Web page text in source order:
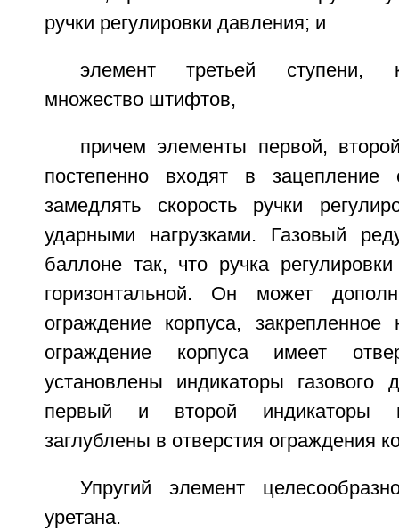
ручки регулировки давления; и
элемент третьей ступени,
множество штифтов,
причем элементы первой,
постепенно входят в
замедлять скорость ручки
ударными нагрузками. Газовый
баллоне так, что ручка
горизонтальной. Он может
ограждение корпуса,
ограждение корпуса имеет
установлены индикаторы газового
первый и второй индикаторы
заглублены в отверстия ограждения
Упругий элемент
уретана.